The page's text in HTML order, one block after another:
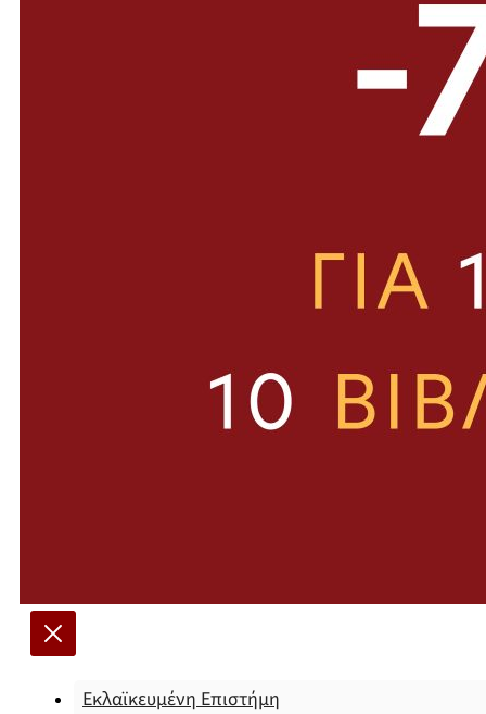
Εκλαϊκευμένη Επιστήμη